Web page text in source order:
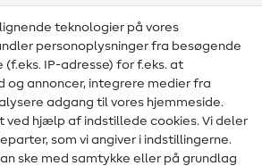
af operatør
teknologier på vores
personoplysninger fra besøgende
(f.eks. IP-adresse) for f.eks. at
og annoncer, integrere medier fra
adgang til vores hjemmeside.
ved hjælp af indstillede cookies. Vi deler
som vi angiver i indstillingerne.
ske med samtykke eller på grundlag